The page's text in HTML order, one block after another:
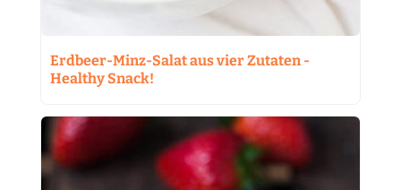
Erdbeer-Minz-Salat aus vier Zutaten -
Healthy Snack!